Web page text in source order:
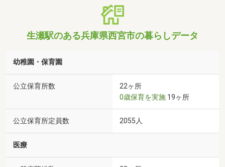
生瀬駅のある兵庫県西宮市の暮らしデータ
幼稚園・保育園
公立保育所数
22ヶ所
0歳保育を実施 19ヶ所
公立保育所定員数 2055人
医療